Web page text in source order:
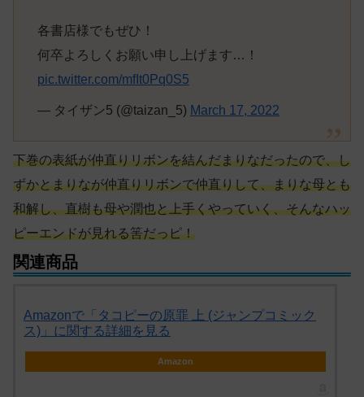
各書店様でもぜひ！
何卒よろしくお願い申し上げます…！
pic.twitter.com/mfIt0Pq0S5
— タイザン5 (@taizan_5) March 17, 2022
下巻の表紙が仲直りリボンを結んだまりなだったので、し
ずかとまりなが仲直りリボンで仲直りして、まりな母とも
和解し、直樹も母や潤也と上手くやっていく、そんなハッ
ピーエンドが見れる筈だっピ！
関連商品
Amazonで「タコピーの原罪 上 (ジャンプコミック
ス)」に関する詳細を見る
Amazon